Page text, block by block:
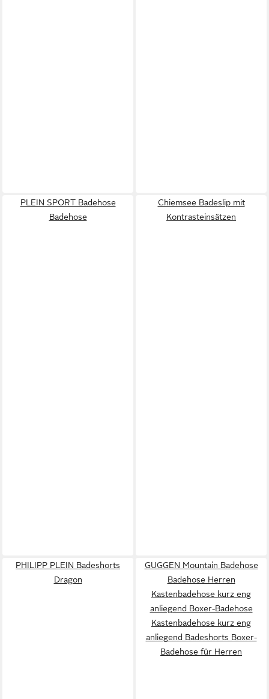
PLEIN SPORT Badehose
Badehose
Chiemsee Badeslip mit
Kontrasteinsätzen
PHILIPP PLEIN Badeshorts
Dragon
GUGGEN Mountain Badehose
Badehose Herren
Kastenbadehose kurz eng
anliegend Boxer-Badehose
Kastenbadehose kurz eng
anliegend Badeshorts Boxer-
Badehose für Herren